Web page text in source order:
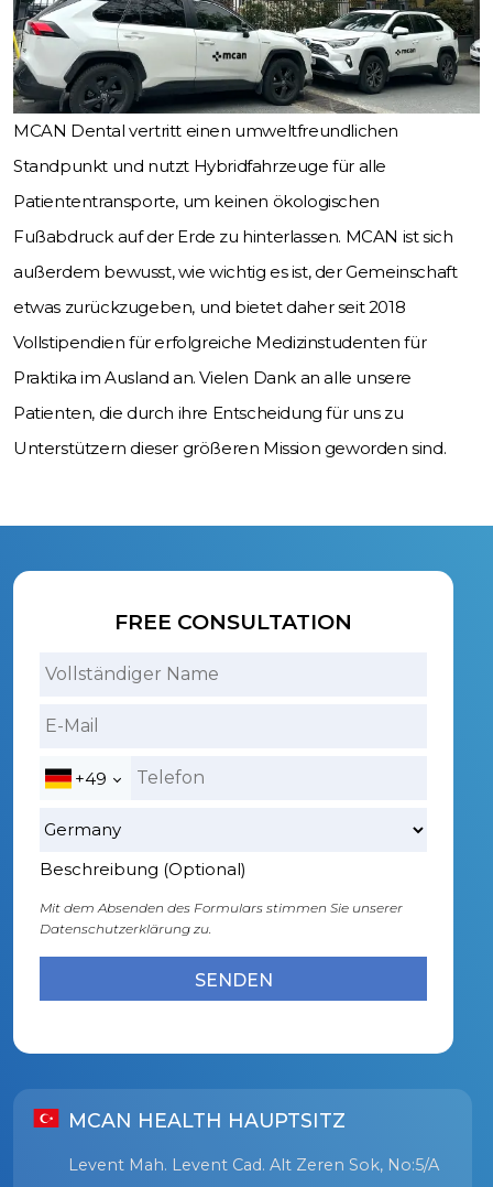
MCAN Dental vertritt einen umweltfreundlichen
Standpunkt und nutzt Hybridfahrzeuge für alle
Patiententransporte, um keinen ökologischen
Fußabdruck auf der Erde zu hinterlassen. MCAN ist sich
außerdem bewusst, wie wichtig es ist, der Gemeinschaft
etwas zurückzugeben, und bietet daher seit 2018
Vollstipendien für erfolgreiche Medizinstudenten für
Praktika im Ausland an. Vielen Dank an alle unsere
Patienten, die durch ihre Entscheidung für uns zu
Unterstützern dieser größeren Mission geworden sind.
FREE CONSULTATION
+49
Beschreibung (Optional)
Mit dem Absenden des Formulars stimmen Sie unserer
Datenschutzerklärung zu.
MCAN HEALTH HAUPTSITZ
Levent Mah. Levent Cad. Alt Zeren Sok, No:5/A